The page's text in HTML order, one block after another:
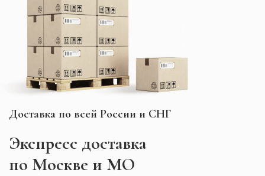
Доставка по всей России и СНГ
Экспресс доставка
по Москве и МО